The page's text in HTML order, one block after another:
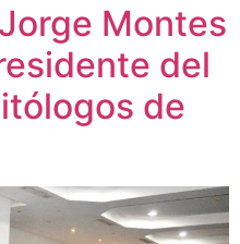
Montes
del
de